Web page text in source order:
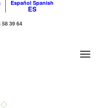
Español Spanish
ES
58 39 64